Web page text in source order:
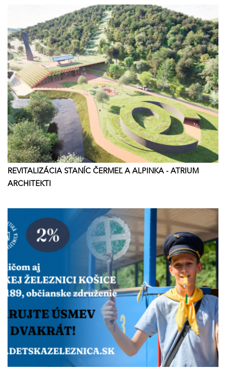
REVITALIZÁCIA STANÍC ČERMEĽ A ALPINKA - ATRIUM
ARCHITEKTI